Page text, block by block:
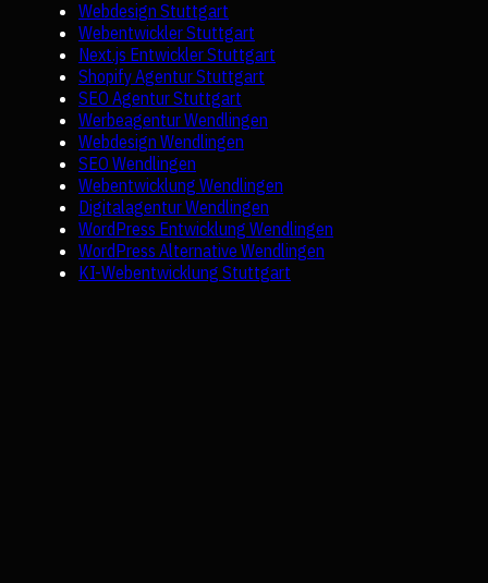
Webdesign Stuttgart
Webentwickler Stuttgart
Next.js Entwickler Stuttgart
Shopify Agentur Stuttgart
SEO Agentur Stuttgart
Werbeagentur Wendlingen
Webdesign Wendlingen
SEO Wendlingen
Webentwicklung Wendlingen
Digitalagentur Wendlingen
WordPress Entwicklung Wendlingen
WordPress Alternative Wendlingen
KI-Webentwicklung Stuttgart